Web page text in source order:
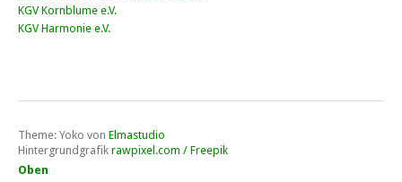
KGV Kornblume e.V.
KGV Harmonie e.V.
Theme: Yoko von Elmastudio
Hintergrundgrafik rawpixel.com / Freepik
Oben